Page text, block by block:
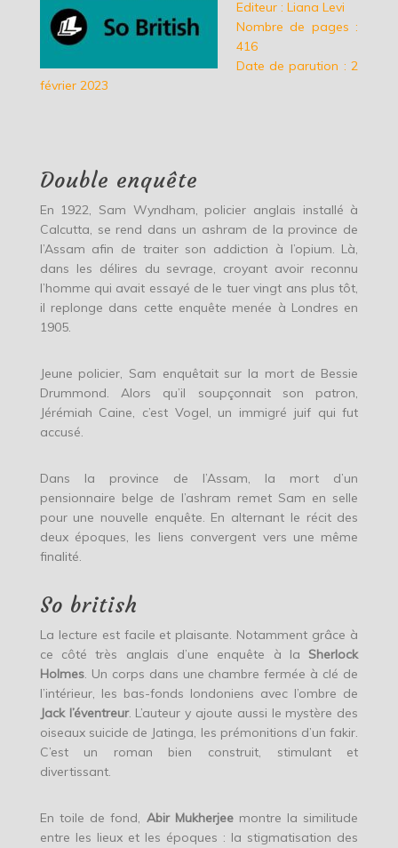
Editeur : Liana Levi
Nombre de pages :
416
Date de parution : 2
février 2023
Double enquête
En 1922, Sam Wyndham, policier anglais installé à
Calcutta, se rend dans un ashram de la province de
l’Assam afin de traiter son addiction à l’opium. Là,
dans les délires du sevrage, croyant avoir reconnu
l’homme qui avait essayé de le tuer vingt ans plus tôt,
il replonge dans cette enquête menée à Londres en
1905.
Jeune policier, Sam enquêtait sur la mort de Bessie
Drummond. Alors qu’il soupçonnait son patron,
Jérémiah Caine, c’est Vogel, un immigré juif qui fut
accusé.
Dans la province de l’Assam, la mort d’un
pensionnaire belge de l’ashram remet Sam en selle
pour une nouvelle enquête. En alternant le récit des
deux époques, les liens convergent vers une même
finalité.
So british
La lecture est facile et plaisante. Notamment grâce à
ce côté très anglais d’une enquête à la Sherlock
Holmes. Un corps dans une chambre fermée à clé de
l’intérieur, les bas-fonds londoniens avec l’ombre de
Jack l’éventreur. L’auteur y ajoute aussi le mystère des
oiseaux suicide de Jatinga, les prémonitions d’un fakir.
C’est un roman bien construit, stimulant et
divertissant.
En toile de fond, Abir Mukherjeemontre la similitude
entre les lieux et les époques : la stigmatisation des